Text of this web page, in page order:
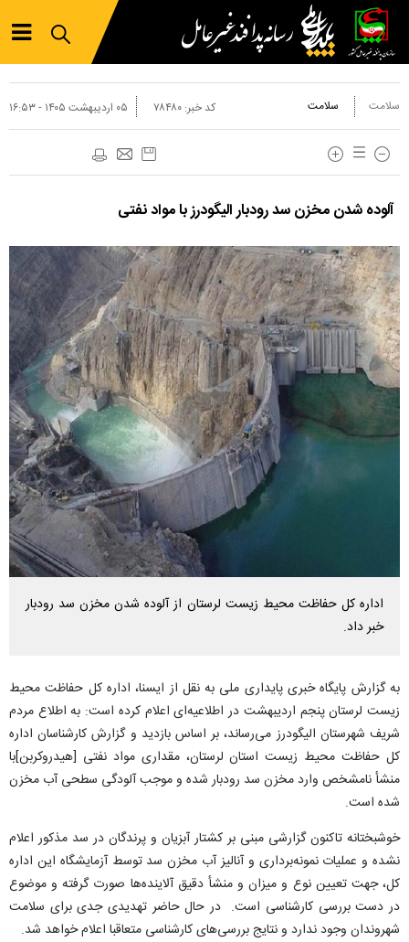
سلامت سلامت ۰۵ ارديبهشت ۱۴۰۵ - ۱۶:۵۳ کد خبر:۷۸۴۸۰
آلوده شدن مخزن سد رودبار الیگودرز با مواد نفتی
اداره کل حفاظت محیط زیست لرستان از آلوده شدن مخزن سد رودبار
خبر داد.
به گزارش پایگاه خبری پایداری ملی به نقل از ایسنا، اداره کل حفاظت محیط
زیست لرستان پنجم اردیبهشت در اطلاعیه‌ای اعلام کرده است: به اطلاع مردم
شریف شهرستان الیگودرز می‌رساند، بر اساس بازدید و گزارش کارشناسان اداره
کل حفاظت محیط زیست استان لرستان، مقداری مواد نفتی [هیدروکربن]با
منشأ نامشخص وارد مخزن سد رودبار شده و موجب آلودگی سطحی آب مخزن
شده است.
خوشبختانه تاکنون گزارشی مبنی بر کشتار آبزیان و پرندگان در سد مذکور اعلام
نشده و عملیات نمونه‌برداری و آنالیز آب مخزن سد توسط آزمایشگاه این اداره
کل، جهت تعیین نوع و میزان و منشأ دقیق آلاینده‌ها صورت گرفته و موضوع
در دست بررسی کارشناسی است. در حال حاضر تهدیدی جدی برای سلامت
شهروندان وجود ندارد و نتایج بررسی‌های کارشناسی متعاقبا اعلام خواهد شد.